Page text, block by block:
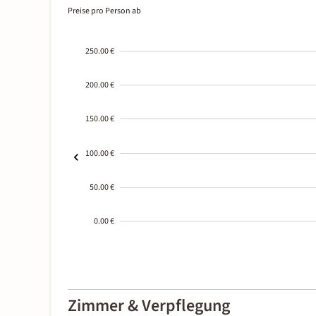
Preise pro Person ab
250.00 €
200.00 €
150.00 €
100.00 €
50.00 €
0.00 €
01-02
Zimmer & Verpflegung